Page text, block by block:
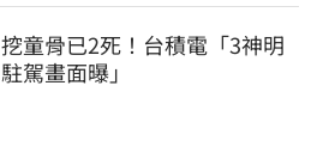
挖童骨已2死！台積電「3神明
駐駕畫面曝」